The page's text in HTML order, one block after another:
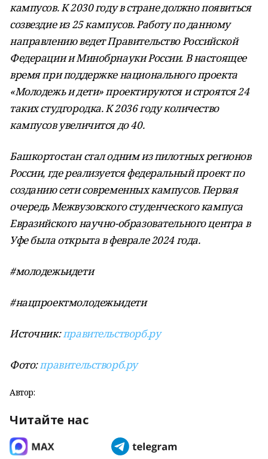
кампусов. К 2030 году в стране должно появиться
созвездие из 25 кампусов. Работу по данному
направлению ведет Правительство Российской
Федерации и Минобрнауки России. В настоящее
время при поддержке национального проекта
«Молодежь и дети» проектируются и строятся 24
таких студгородка. К 2036 году количество
кампусов увеличится до 40.
Башкортостан стал одним из пилотных регионов
России, где реализуется федеральный проект по
созданию сети современных кампусов. Первая
очередь Межвузовского студенческого кампуса
Евразийского научно-образовательного центра в
Уфе была открыта в феврале 2024 года.
#молодежьидети
#нацпроектмолодежьидети
Источник:правительстворб.ру
Фото:правительстворб.ру
Автор:
Читайте нас